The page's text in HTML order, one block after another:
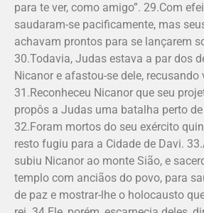
para te ver, como amigo”. 29.Com
saudaram-se pacificamente, mas
achavam prontos para se lançarem
30.Todavia, Judas estava a par dos
Nicanor e afastou-se dele, recusando
31.Reconheceu Nicanor que seu
propôs a Judas uma batalha perto
32.Foram mortos do seu exército
resto fugiu para a Cidade de Davi.
subiu Nicanor ao monte Sião, e
templo com anciãos do povo, para
de paz e mostrar-lhe o holocausto